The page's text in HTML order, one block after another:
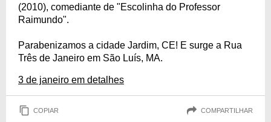
(2010), comediante de "Escolinha do Professor
Raimundo".
Parabenizamos a cidade Jardim, CE! E surge a Rua
Três de Janeiro em São Luís, MA.
3 de janeiro em detalhes
COPIAR COMPARTILHAR